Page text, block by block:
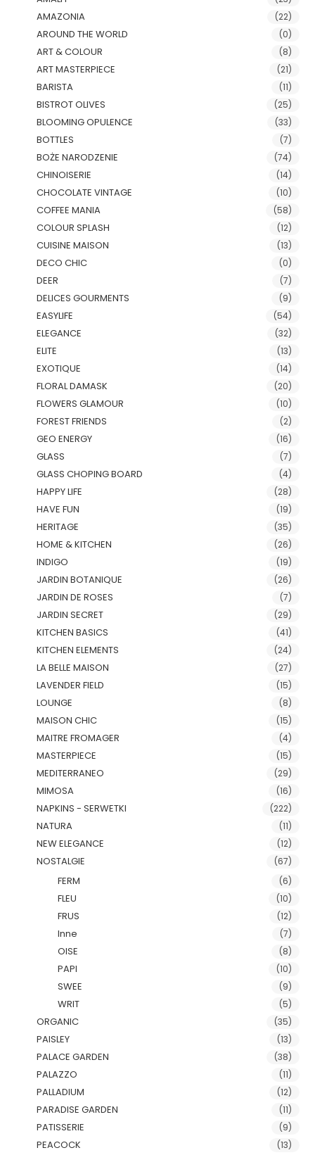
AMAZONIA (22)
AROUND THE WORLD (0)
ART & COLOUR (8)
ART MASTERPIECE (21)
BARISTA (11)
BISTROT OLIVES (25)
BLOOMING OPULENCE (33)
BOTTLES (7)
BOŻE NARODZENIE (74)
CHINOISERIE (14)
CHOCOLATE VINTAGE (10)
COFFEE MANIA (58)
COLOUR SPLASH (12)
CUISINE MAISON (13)
DECO CHIC (0)
DEER (7)
DELICES GOURMENTS (9)
EASYLIFE (54)
ELEGANCE (32)
ELITE (13)
EXOTIQUE (14)
FLORAL DAMASK (20)
FLOWERS GLAMOUR (10)
FOREST FRIENDS (2)
GEO ENERGY (16)
GLASS (7)
GLASS CHOPING BOARD (4)
HAPPY LIFE (28)
HAVE FUN (19)
HERITAGE (35)
HOME & KITCHEN (26)
INDIGO (19)
JARDIN BOTANIQUE (26)
JARDIN DE ROSES (7)
JARDIN SECRET (29)
KITCHEN BASICS (41)
KITCHEN ELEMENTS (24)
LA BELLE MAISON (27)
LAVENDER FIELD (15)
LOUNGE (8)
MAISON CHIC (15)
MAITRE FROMAGER (4)
MASTERPIECE (15)
MEDITERRANEO (29)
MIMOSA (16)
NAPKINS - SERWETKI (222)
NATURA (11)
NEW ELEGANCE (12)
NOSTALGIE (67)
FERM (6)
FLEU (10)
FRUS (12)
Inne (7)
OISE (8)
PAPI (10)
SWEE (9)
WRIT (5)
ORGANIC (35)
PAISLEY (13)
PALACE GARDEN (38)
PALAZZO (11)
PALLADIUM (12)
PARADISE GARDEN (11)
PATISSERIE (9)
PEACOCK (13)